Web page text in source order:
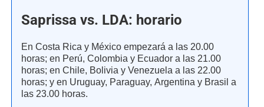
Saprissa vs. LDA: horario
En Costa Rica y México empezará a las 20.00
horas; en Perú, Colombia y Ecuador a las 21.00
horas; en Chile, Bolivia y Venezuela a las 22.00
horas; y en Uruguay, Paraguay, Argentina y Brasil a
las 23.00 horas.